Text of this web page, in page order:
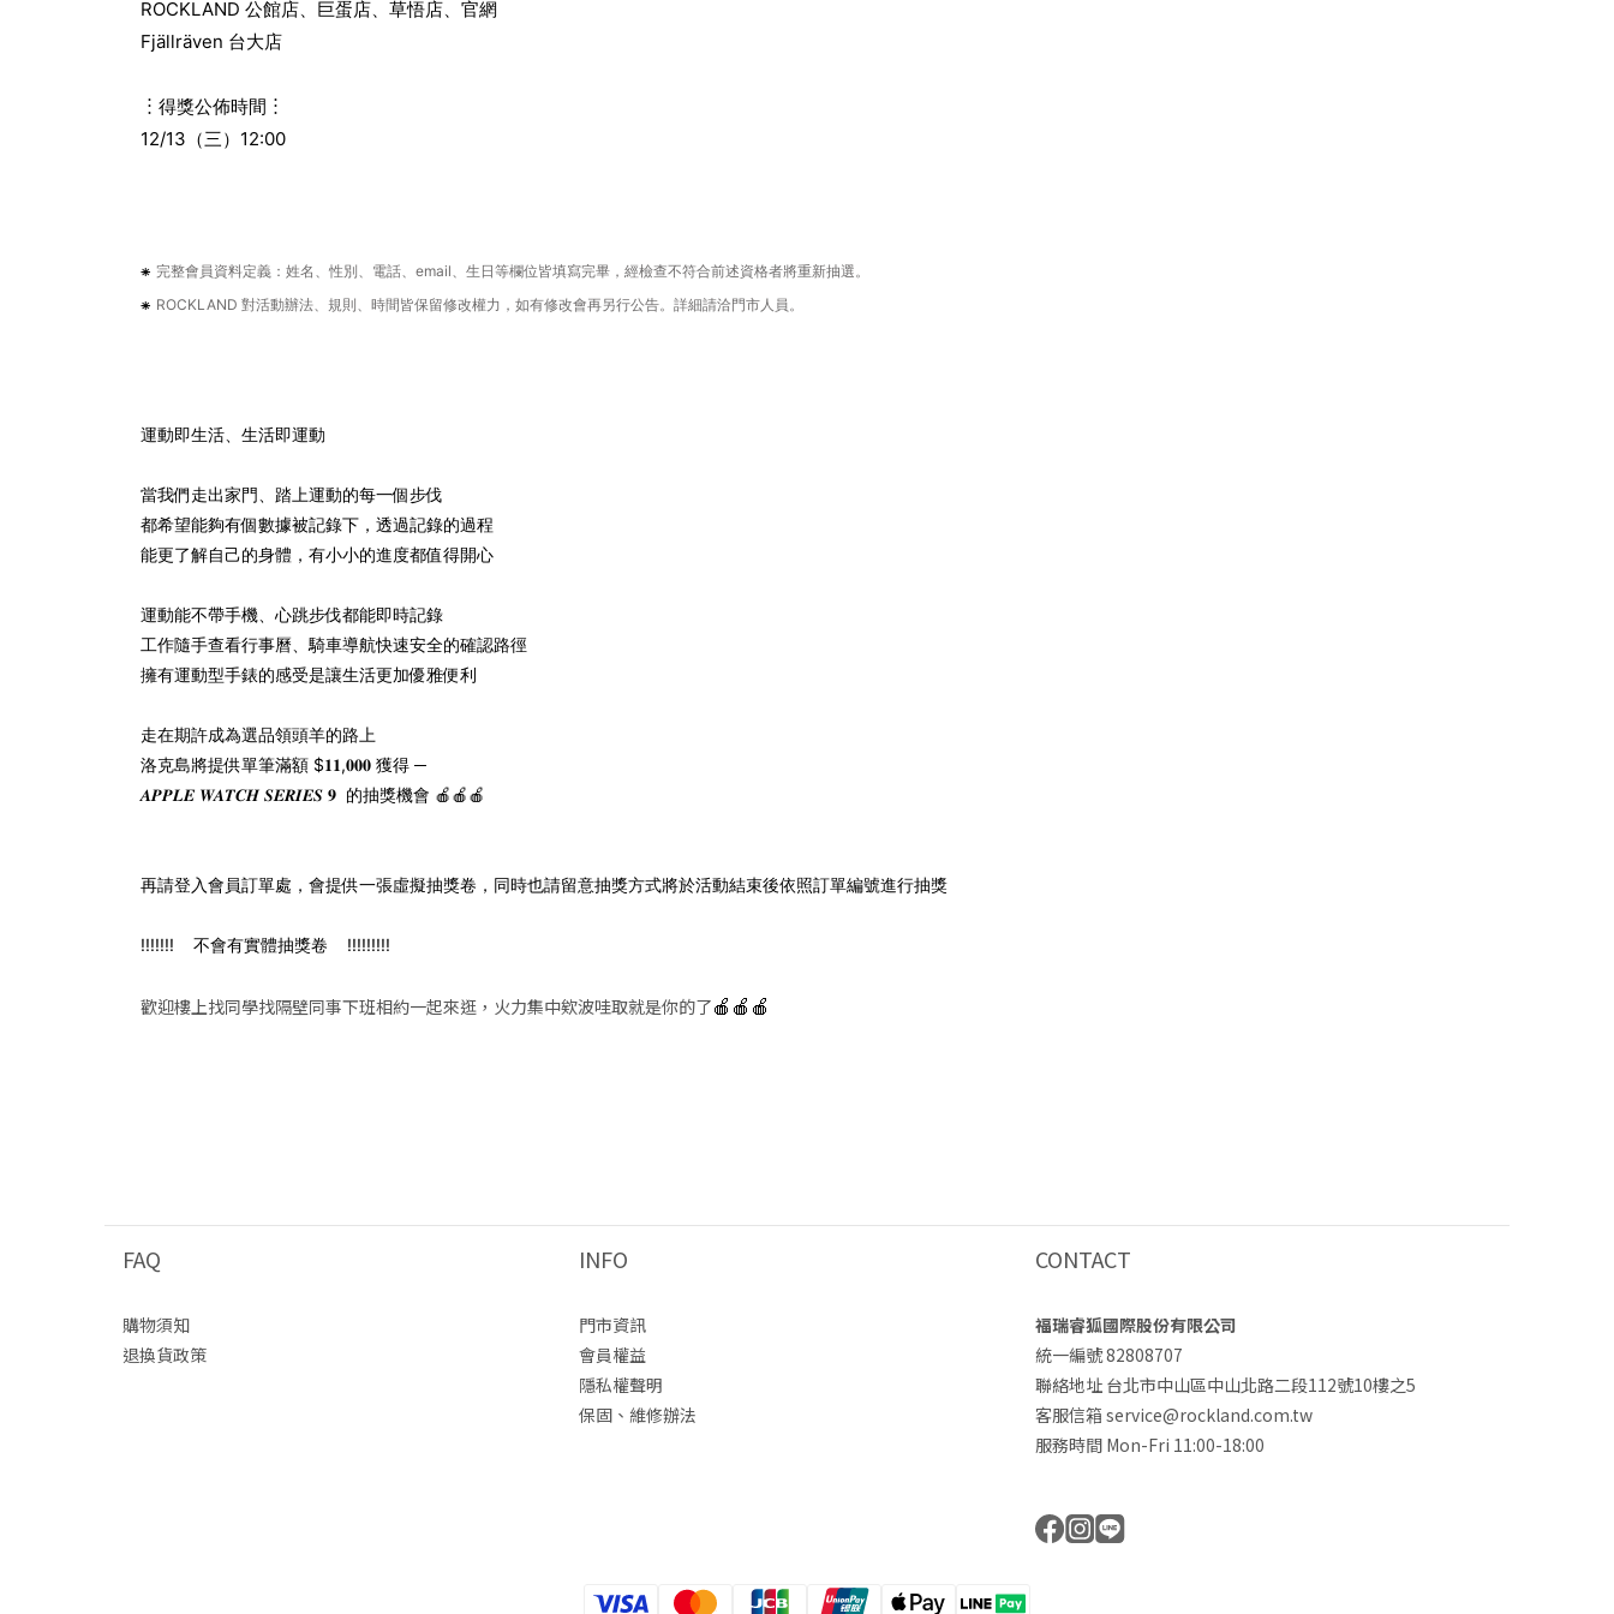
ROCKLAND 公館店、巨蛋店、草悟店、官網
Fjällräven 台大店
︙ 得獎公佈時間 ︙
12/13（三）12:00
⁕ 完整會員資料定義：姓名、性別、電話、email、生日等欄位皆填寫完畢，經檢查不符合前述資格者將重新抽選。
⁕ ROCKLAND 對活動辦法、規則、時間皆保留修改權力，如有修改會再另行公告。詳細請洽門市人員。
運動即生活、生活即運動
當我們走出家門、踏上運動的每一個步伐
都希望能夠有個數據被記錄下，透過記錄的過程
能更了解自己的身體，有小小的進度都值得開心
運動能不帶手機、心跳步伐都能即時記錄
工作隨手查看行事曆、騎車導航快速安全的確認路徑
擁有運動型手錶的感受是讓生活更加優雅便利
走在期許成為選品領頭羊的路上
洛克島將提供單筆滿額 $𝟏𝟏,𝟎𝟎𝟎 獲得 ─
𝑨𝑷𝑷𝑳𝑬 𝑾𝑨𝑻𝑪𝑯 𝑺𝑬𝑹𝑰𝑬𝑺 𝟗 ​ 的抽獎機會 🍎🍎🍎
再請登入會員訂單處，會提供一張虛擬抽獎卷，同時也請留意抽獎方式將於活動結束後依照訂單編號進行抽獎
!!!!!!! ​ ​ ​ 不會有實體抽獎卷 ​ ​ ​ !!!!!!!!!
歡迎樓上找同學找隔壁同事下班相約一起來逛，火力集中欸波哇取就是你的了🍎🍎🍎
FAQ
購物須知
退換貨政策
INFO
門市資訊
會員權益
隱私權聲明
保固、維修辦法
CONTACT
福瑞睿狐國際股份有限公司
統一編號 82808707
聯絡地址 台北市中山區中山北路二段112號10樓之5
客服信箱 service@rockland.com.tw
服務時間 Mon-Fri 11:00-18:00